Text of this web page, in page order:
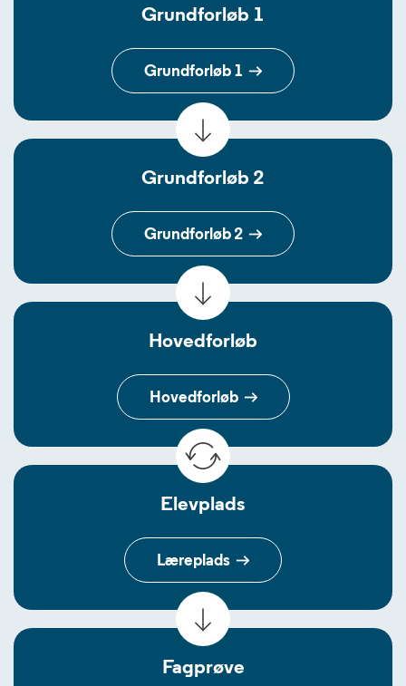
Grundforløb 1
Grundforløb 1
Grundforløb 2
Grundforløb 2
Hovedforløb
Hovedforløb
Elevplads
Læreplads
Fagprøve